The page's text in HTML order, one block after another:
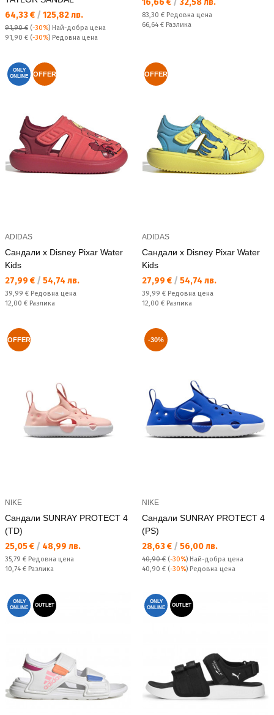
Текуща цена:
64,33 € / 125,82 лв.
91,90 € (-30%) Най-добра цена
Редовна цена:
91,90 € (-30%) Редовна цена
Редовна цена:
83,30 € Редовна цена
Спестявате:
66,64 € Разлика
ONLY
ONLINE
OFFER
ADIDAS
Сандали x Disney Pixar Water
Kids
Текуща цена:
27,99 € / 54,74 лв.
Редовна цена:
39,99 € Редовна цена
Спестявате:
12,00 € Разлика
OFFER
ADIDAS
Сандали x Disney Pixar Water
Kids
Текуща цена:
27,99 € / 54,74 лв.
Редовна цена:
39,99 € Редовна цена
Спестявате:
12,00 € Разлика
OFFER
NIKE
Сандали SUNRAY PROTECT 4
(TD)
Текуща цена:
25,05 € / 48,99 лв.
Редовна цена:
35,79 € Редовна цена
Спестявате:
10,74 € Разлика
-30%
NIKE
Сандали SUNRAY PROTECT 4
(PS)
Текуща цена:
28,63 € / 56,00 лв.
40,90 € (-30%) Най-добра цена
Редовна цена:
40,90 € (-30%) Редовна цена
ONLY
ONLINE
OUTLET
ONLY
ONLINE
OUTLET